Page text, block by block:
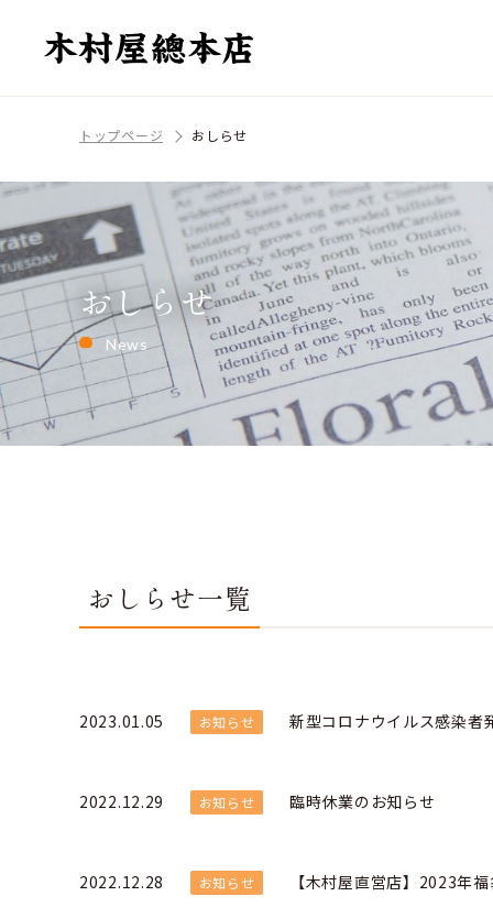
トップページ おしらせ
おしらせ
News
おしらせ一覧
2023.01.05 お知らせ 新型コロナウイルス感染
2022.12.29 お知らせ 臨時休業のお知らせ
2022.12.28 お知らせ 【木村屋直営店】2023年